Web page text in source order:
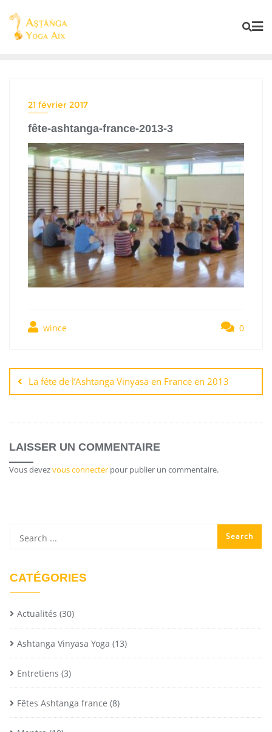
21 février 2017
fête-ashtanga-france-2013-3
wince 0
La fête de l’Ashtanga Vinyasa en France en 2013
LAISSER UN COMMENTAIRE
Vous devezvous connecter pour publier un commentaire.
CATÉGORIES
Actualités (30)
Ashtanga Vinyasa Yoga (13)
Entretiens (3)
Fêtes Ashtanga france (8)